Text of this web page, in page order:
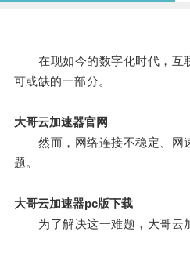
在现如今的数字化时代，互
可或缺的一部分。
大哥云加速器官网
然而，网络连接不稳定、网
题。
大哥云加速器pc版下载
为了解决这一难题，大哥云加